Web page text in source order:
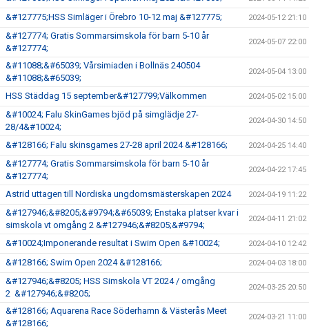
&#127775;HSS Simläger i Örebro 10-12 maj &#127775; 2024-05-12 21:10
&#127774; Gratis Sommarsimskola för barn 5-10 år
&#127774;
2024-05-07 22:00
&#11088;&#65039; Vårsimiaden i Bollnäs 240504
&#11088;&#65039;
2024-05-04 13:00
HSS Städdag 15 september&#127799;Välkommen 2024-05-02 15:00
&#10024; Falu SkinGames bjöd på simglädje 27-
28/4&#10024;
2024-04-30 14:50
&#128166; Falu skinsgames 27-28 april 2024 &#128166; 2024-04-25 14:40
&#127774; Gratis Sommarsimskola för barn 5-10 år
&#127774;
2024-04-22 17:45
Astrid uttagen till Nordiska ungdomsmästerskapen 2024 2024-04-19 11:22
&#127946;&#8205;&#9794;&#65039; Enstaka platser kvar i
simskola vt omgång 2 &#127946;&#8205;&#9794;
2024-04-11 21:02
&#10024;Imponerande resultat i Swim Open &#10024; 2024-04-10 12:42
&#128166; Swim Open 2024 &#128166; 2024-04-03 18:00
&#127946;&#8205; HSS Simskola VT 2024 / omgång
2 &#127946;&#8205;
2024-03-25 20:50
&#128166; Aquarena Race Söderhamn & Västerås Meet
&#128166;
2024-03-21 11:00